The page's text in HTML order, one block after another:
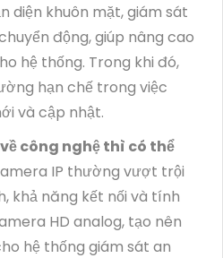
diện khuôn mặt, giám sát
động, giúp nâng cao
hệ thống. Trong khi đó,
hạn chế trong việc
và cập nhật.
công nghệ thì có thể
IP thường vượt trội
khả năng kết nối và tính
HD analog, tạo nên
hệ thống giám sát an